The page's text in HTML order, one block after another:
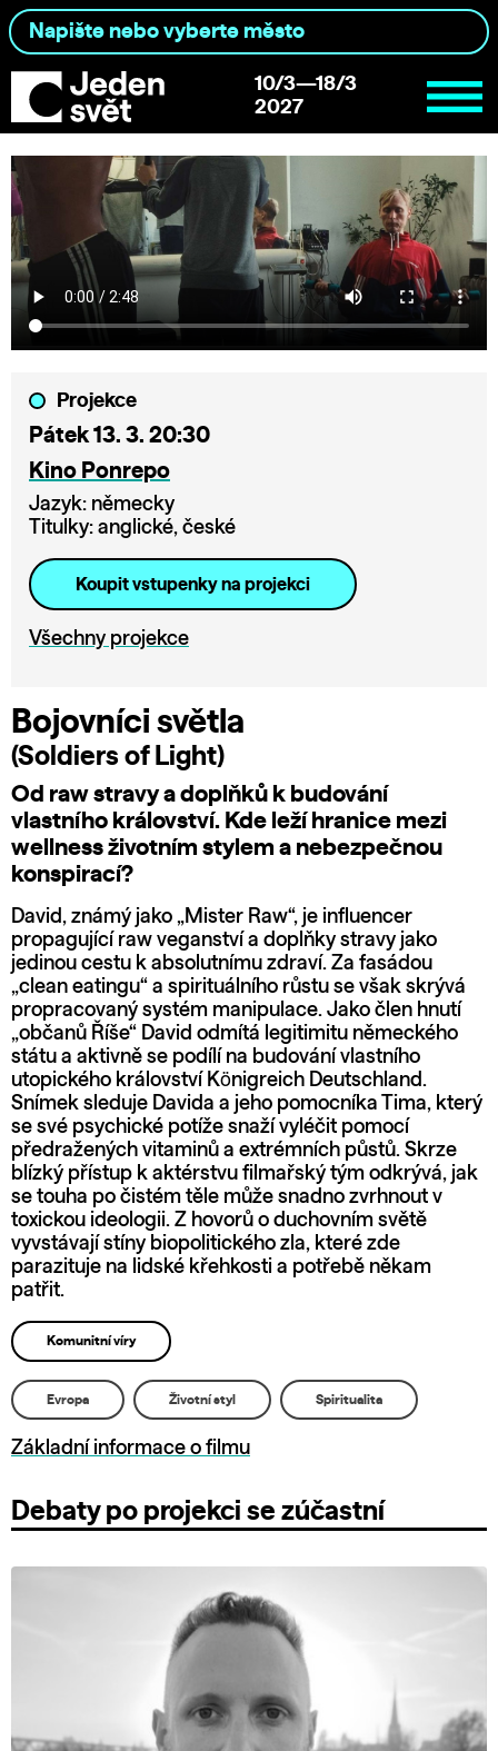
10/3—18/3
2027
Projekce
Pátek 13. 3. 20:30
Kino Ponrepo
Jazyk: německy
Titulky: anglické, české
Koupit vstupenky na projekci
Všechny projekce
Bojovníci světla
(Soldiers of Light)
Od raw stravy a doplňků k budování
vlastního království. Kde leží hranice mezi
wellness životním stylem a nebezpečnou
konspirací?
David, známý jako „Mister Raw“, je influencer
propagující raw veganství a doplňky stravy jako
jedinou cestu k absolutnímu zdraví. Za fasádou
„clean eatingu“ a spirituálního růstu se však skrývá
propracovaný systém manipulace. Jako člen hnutí
„občanů Říše“ David odmítá legitimitu německého
státu a aktivně se podílí na budování vlastního
utopického království Königreich Deutschland.
Snímek sleduje Davida a jeho pomocníka Tima, který
se své psychické potíže snaží vyléčit pomocí
předražených vitaminů a extrémních půstů. Skrze
blízký přístup k aktérstvu filmařský tým odkrývá, jak
se touha po čistém těle může snadno zvrhnout v
toxickou ideologii. Z hovorů o duchovním světě
vyvstávají stíny biopolitického zla, které zde
parazituje na lidské křehkosti a potřebě někam
patřit.
Komunitní víry
Evropa Životní styl Spiritualita
Základní informace o filmu
Debaty po projekci se zúčastní